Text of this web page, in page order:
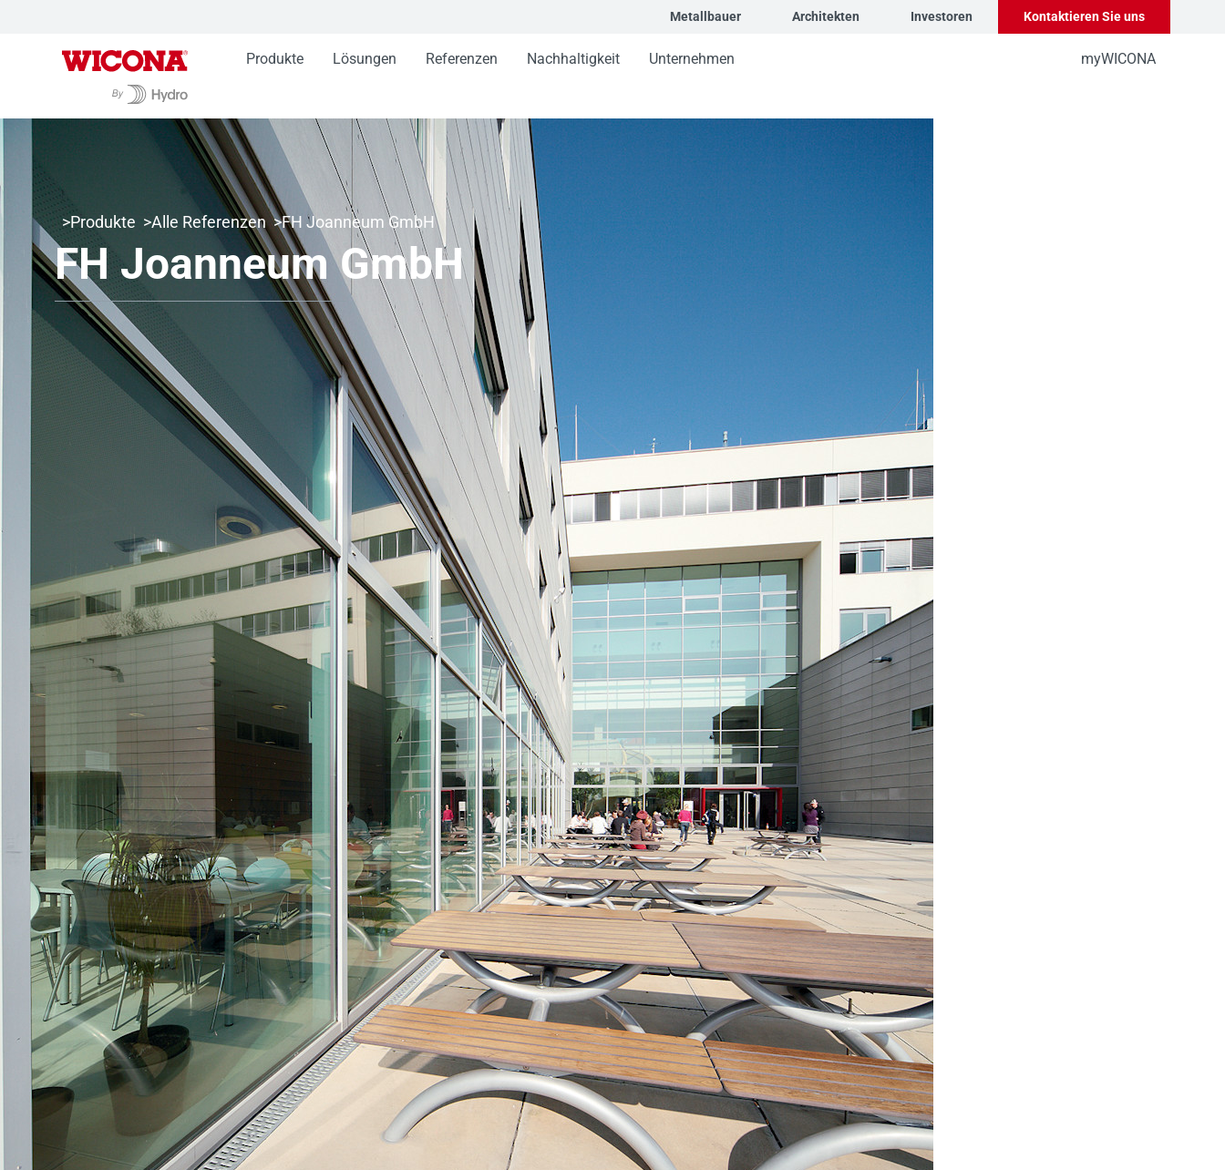
Metallbauer Architekten Investoren Kontaktieren Sie uns
Produkte Lösungen Referenzen Nachhaltigkeit Unternehmen myWICONA
Produkte Alle Referenzen FH Joanneum GmbH
FH Joanneum GmbH